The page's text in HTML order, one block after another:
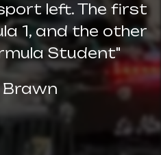
left. The first
1, and the other
Student"
Brawn